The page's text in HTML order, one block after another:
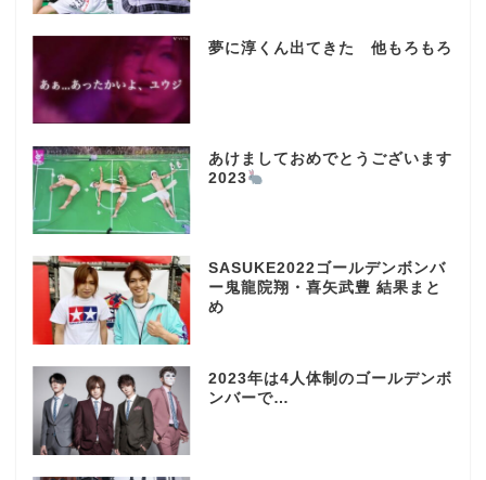
夢に淳くん出てきた 他もろもろ
あけましておめでとうございます
2023
SASUKE2022ゴールデンボンバ
ー鬼龍院翔・喜矢武豊 結果まと
め
2023年は4人体制のゴールデンボ
ンバーで…